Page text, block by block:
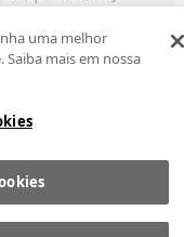
Carandiru, São
11 3003-3728 ©
reservados
uma melhor
mais em nossa